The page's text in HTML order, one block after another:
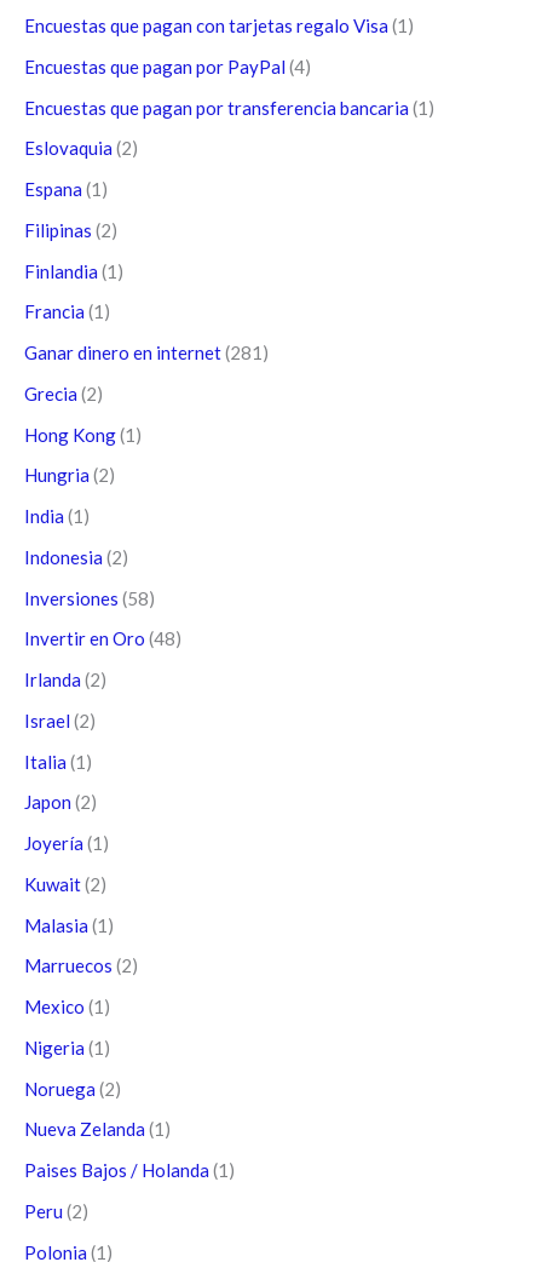
Encuestas que pagan con tarjetas regalo Visa (1)
Encuestas que pagan por PayPal (4)
Encuestas que pagan por transferencia bancaria (1)
Eslovaquia (2)
Espana (1)
Filipinas (2)
Finlandia (1)
Francia (1)
Ganar dinero en internet(281)
Grecia (2)
Hong Kong(1)
Hungria (2)
India (1)
Indonesia (2)
Inversiones (58)
Invertir en Oro (48)
Irlanda (2)
Israel (2)
Italia (1)
Japon (2)
Joyería (1)
Kuwait(2)
Malasia (1)
Marruecos (2)
Mexico (1)
Nigeria (1)
Noruega (2)
Nueva Zelanda (1)
Paises Bajos / Holanda (1)
Peru (2)
Polonia (1)